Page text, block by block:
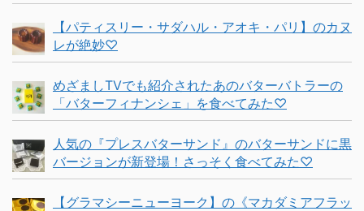
【パティスリー・サダハル・アオキ・パリ】のカヌ
レが絶妙♡
めざましTVでも紹介されたあのバターバトラーの
「バターフィナンシェ」を食べてみた♡
人気の『プレスバターサンド』のバターサンドに黒
バージョンが新登場！さっそく食べてみた♡
【グラマシーニューヨーク】の《マカダミアフラッ